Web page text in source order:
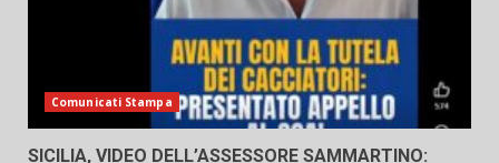
Comunicati Stampa
SICILIA, VIDEO DELL’ASSESSORE SAMMARTINO: